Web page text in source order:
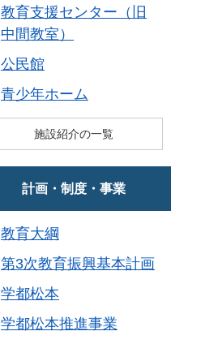
教育支援センター（旧
中間教室）
公民館
青少年ホーム
施設紹介の一覧
計画・制度・事業
教育大綱
第3次教育振興基本計画
学都松本
学都松本推進事業